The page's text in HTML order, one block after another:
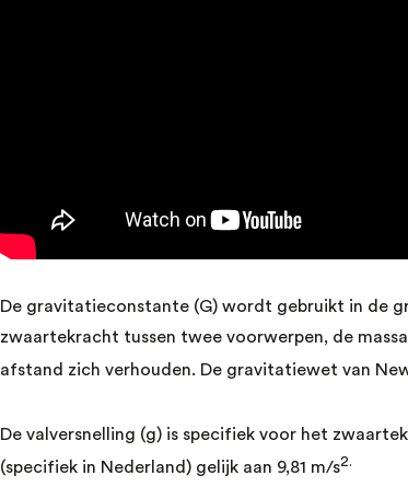
De gravitatieconstante (G) wordt gebruikt in de
zwaartekracht tussen twee voorwerpen, de
afstand zich verhouden. De gravitatiewet van
De valversnelling (g) is specifiek voor het
(specifiek in Nederland) gelijk aan 9,81 m/s2.